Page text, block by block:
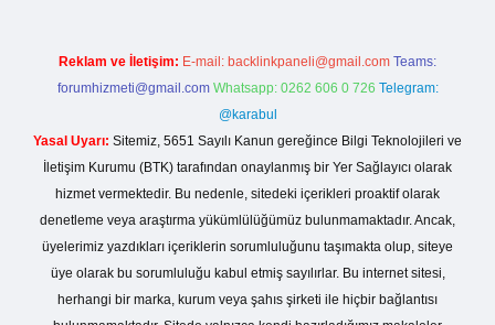
Reklam ve İletişim: E-mail: backlinkpaneli@gmail.com Teams:
forumhizmeti@gmail.com Whatsapp: 0262 606 0 726 Telegram:
@karabul
Yasal Uyarı: Sitemiz, 5651 Sayılı Kanun gereğince Bilgi Teknolojileri ve
İletişim Kurumu (BTK) tarafından onaylanmış bir Yer Sağlayıcı olarak
hizmet vermektedir. Bu nedenle, sitedeki içerikleri proaktif olarak
denetleme veya araştırma yükümlülüğümüz bulunmamaktadır. Ancak,
üyelerimiz yazdıkları içeriklerin sorumluluğunu taşımakta olup, siteye
üye olarak bu sorumluluğu kabul etmiş sayılırlar. Bu internet sitesi,
herhangi bir marka, kurum veya şahıs şirketi ile hiçbir bağlantısı